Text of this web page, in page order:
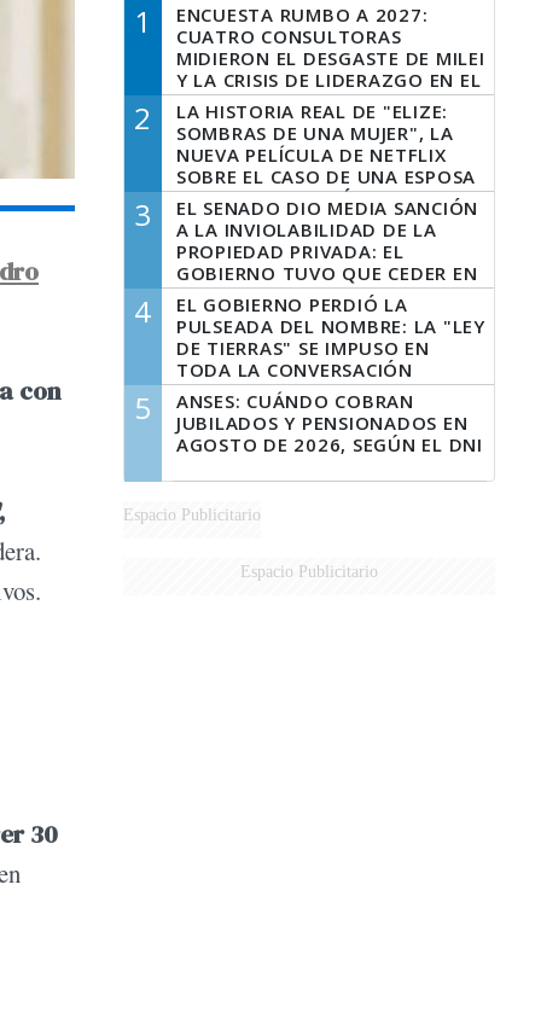
con
30
1
ENCUESTA RUMBO A 2027:
CUATRO CONSULTORAS
MIDIERON EL DESGASTE DE MILEI
Y LA CRISIS DE LIDERAZGO EN EL
PERONISMO
2
LA HISTORIA REAL DE "ELIZE:
SOMBRAS DE UNA MUJER", LA
NUEVA PELÍCULA DE NETFLIX
SOBRE EL CASO DE UNA ESPOSA
QUE DESCUARTIZÓ A SU
MARIDO
3
EL SENADO DIO MEDIA SANCIÓN
A LA INVIOLABILIDAD DE LA
PROPIEDAD PRIVADA: EL
GOBIERNO TUVO QUE CEDER EN
LA LEY DEL MANEJO DEL FUEGO
4
EL GOBIERNO PERDIÓ LA
PULSEADA DEL NOMBRE: LA "LEY
DE TIERRAS" SE IMPUSO EN
TODA LA CONVERSACIÓN
DIGITAL
5
ANSES: CUÁNDO COBRAN
JUBILADOS Y PENSIONADOS EN
AGOSTO DE 2026, SEGÚN EL DNI
Espacio Publicitario
Espacio Publicitario